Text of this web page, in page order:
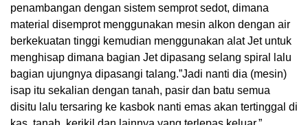
penambangan dengan sistem semprot sedot, dimana
material disemprot menggunakan mesin alkon dengan air
berkekuatan tinggi kemudian menggunakan alat Jet untuk
menghisap dimana bagian Jet dipasang selang spiral lalu
bagian ujungnya dipasangi talang.”Jadi nanti dia (mesin)
isap itu sekalian dengan tanah, pasir dan batu semua
disitu lalu tersaring ke kasbok nanti emas akan tertinggal di